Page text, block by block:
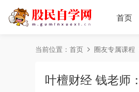
首页
当前位置： 首页 圈友专属课程
叶檀财经 钱老师